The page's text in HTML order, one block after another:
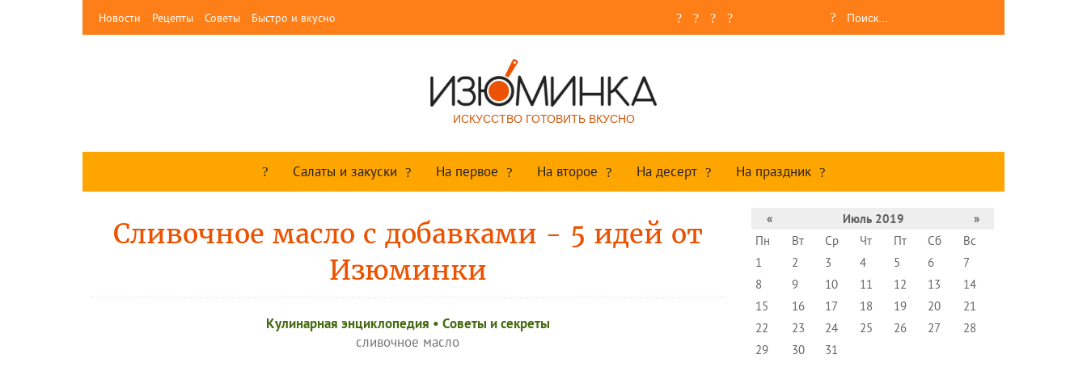
Новости Рецепты Советы Быстро и вкусно
ИСКУССТВО ГОТОВИТЬ ВКУСНО
Салаты и закуски На первое На второе На десерт На праздник
Сливочное масло с добавками - 5 идей от
Изюминки
Кулинарная энциклопедия • Советы и секреты
сливочное масло
« Июль 2019
»
Пн
Вт Ср Чт Пт Сб
Вс
1
2 3 4 5 6
7
8
9 10 11 12 13
14
15
16 17 18 19 20
21
22
23 24 25 26 27
28
29
30 31